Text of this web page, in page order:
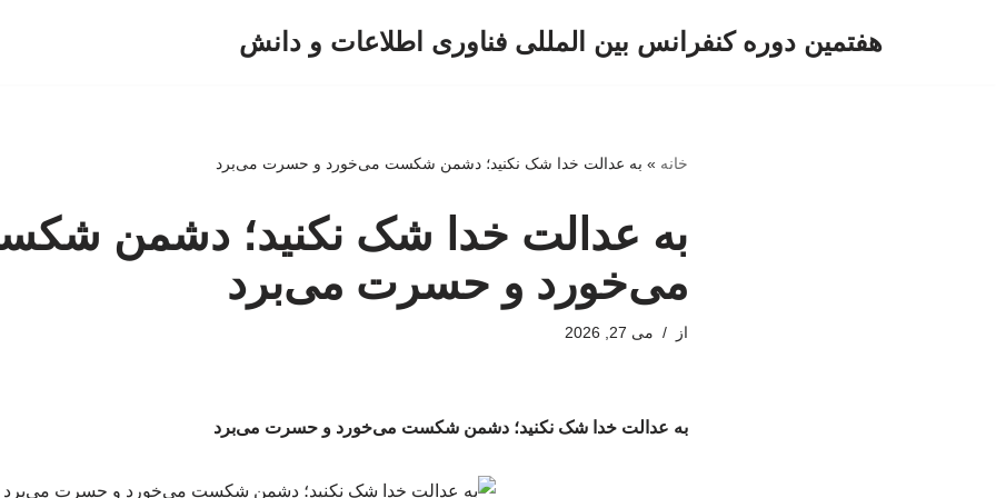
هفتمین دوره کنفرانس بین المللی فناوری اطلاعات و دانش
خانه » به عدالت خدا شک نکنید؛ دشمن شکست می‌خورد و حسرت می‌برد
به عدالت خدا شک نکنید؛ دشمن
می‌خورد و حسرت می‌برد
از می 27, 2026
به عدالت خدا شک نکنید؛ دشمن شکست می‌خورد و حسرت می‌برد